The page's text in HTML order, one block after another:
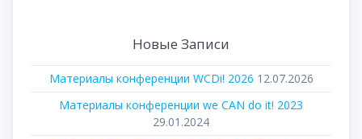
Новые Записи
Материалы конференции WCDi! 2026 12.07.2026
Материалы конференции we CAN do it! 2023
29.01.2024